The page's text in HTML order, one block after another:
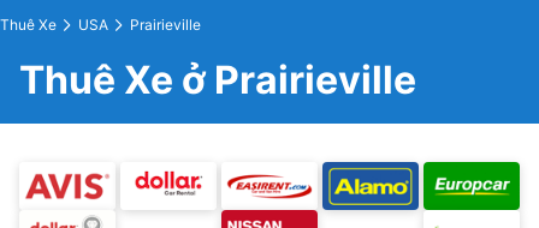
Thuê Xe USA Prairieville
Thuê Xe ở Prairieville